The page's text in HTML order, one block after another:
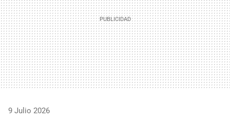
9 Julio 2026